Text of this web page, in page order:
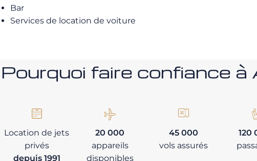
Bar
Services de location de voiture
Pourquoi faire confiance
Location de jets
privés
depuis 1991
20 000
appareils
disponibles
45 000
vols assurés
120